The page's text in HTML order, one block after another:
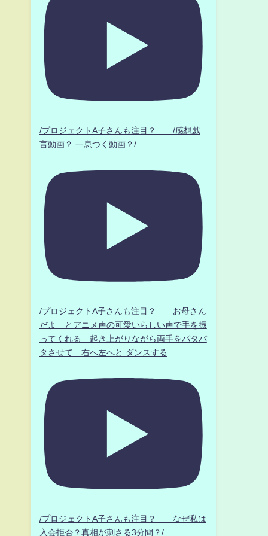
/プロジェクトA子さんも注目？ /感想戯
言動画？.一息つく動画？/
/プロジェクトA子さんも注目？ お母さん
だよ とアニメ声の可愛いらしい声で手を振
ってくれる 起き上がりながら両手をパタパ
タさせて 右へ左へと ダンスする
/プロジェクトA子さんも注目？ なぜ私は
入会拒否？真相が刺さる3分間？/